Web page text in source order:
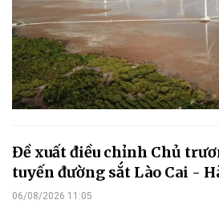
Đề xuất điều chỉnh Chủ
tuyến đường sắt Lào Cai -
06/08/2026 11:05